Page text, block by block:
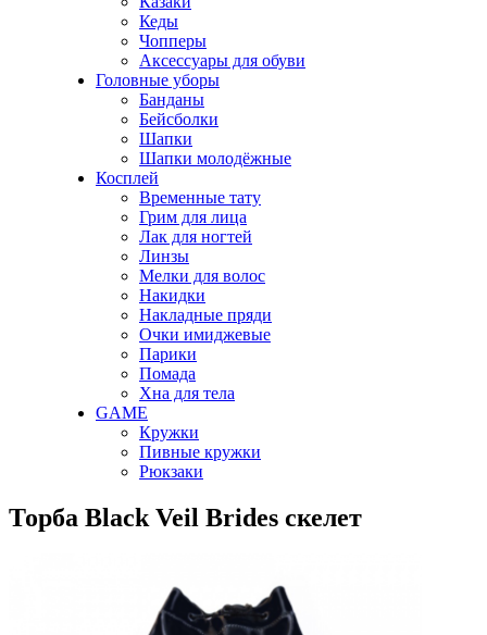
Кеды
Чопперы
Аксессуары для обуви
Головные уборы
Банданы
Бейсболки
Шапки
Шапки молодёжные
Косплей
Временные тату
Грим для лица
Лак для ногтей
Линзы
Мелки для волос
Накидки
Накладные пряди
Очки имиджевые
Парики
Помада
Хна для тела
GAME
Кружки
Пивные кружки
Рюкзаки
Торба Black Veil Brides скелет